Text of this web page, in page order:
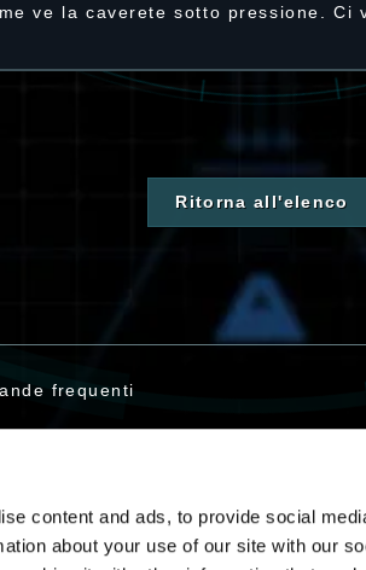
content and ads, to provide social
about your use of our site with our
ve la caverete sotto pressione. Ci
Ritorna all'elenco
frequenti